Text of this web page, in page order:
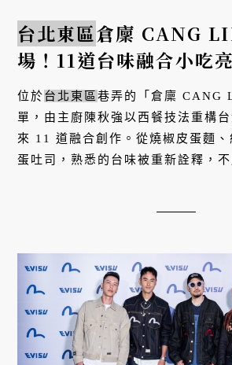
台北東區倉廩 CANG
場！11道台味融合小吃
位於台北東區巷弄的「倉廩 CANG
單，由主廚陳秋強以西餐技法重構
來 11 道融合創作。從燒椒皮蛋麵、
蛋吐司，熟悉的台味被重新詮釋，